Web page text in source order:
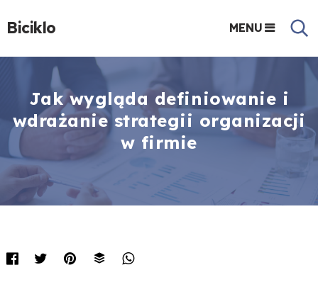
Biciklo MENU
Jak wygląda definiowanie i
wdrażanie strategii organizacji
w firmie